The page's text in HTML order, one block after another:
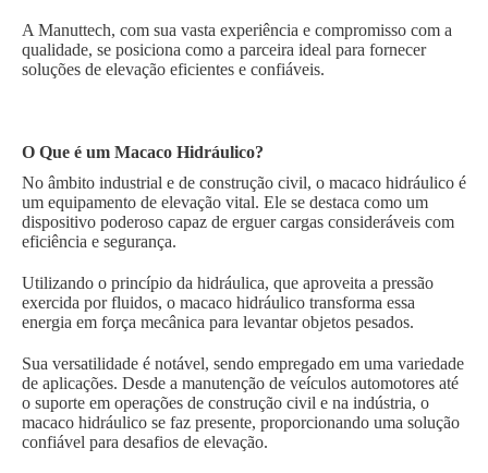
A Manuttech, com sua vasta experiência e compromisso com a
qualidade, se posiciona como a parceira ideal para fornecer
soluções de elevação eficientes e confiáveis.
O Que é um Macaco Hidráulico?
No âmbito industrial e de construção civil, o macaco hidráulico é
um equipamento de elevação vital. Ele se destaca como um
dispositivo poderoso capaz de erguer cargas consideráveis com
eficiência e segurança.
Utilizando o princípio da hidráulica, que aproveita a pressão
exercida por fluidos, o macaco hidráulico transforma essa
energia em força mecânica para levantar objetos pesados.
Sua versatilidade é notável, sendo empregado em uma variedade
de aplicações. Desde a manutenção de veículos automotores até
o suporte em operações de construção civil e na indústria, o
macaco hidráulico se faz presente, proporcionando uma solução
confiável para desafios de elevação.